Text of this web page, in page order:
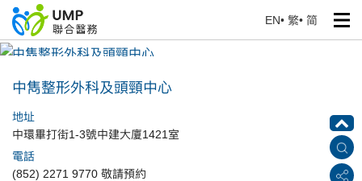
EN• 繁• 简
中雋整形外科及頭頸中心
中雋整形外科及頭頸中心
地址
中環畢打街1-3號中建大廈1421室
電話
(852) 2271 9770 敬請預約